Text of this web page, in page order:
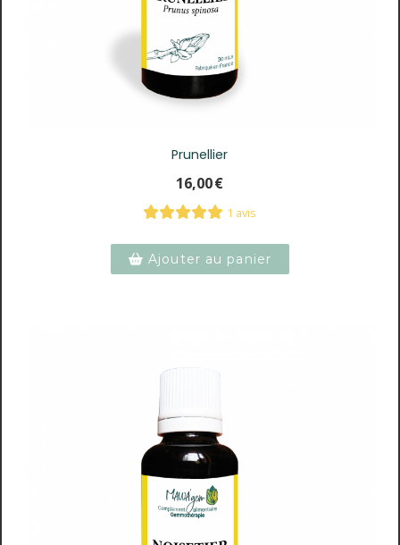
Prunellier
16,00€
1 avis
Ajouter au panier